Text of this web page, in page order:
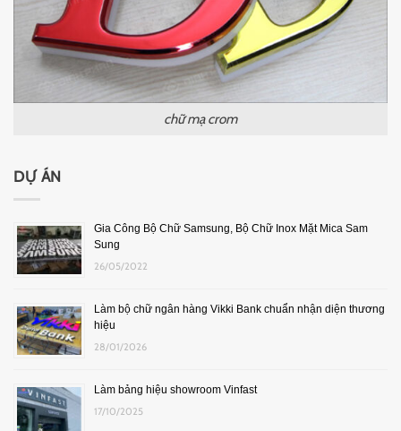
chữ mạ crom
DỰ ÁN
Gia Công Bộ Chữ Samsung, Bộ Chữ Inox Mặt Mica Sam
Sung
26/05/2022
Làm bộ chữ ngân hàng Vikki Bank chuẩn nhận diện thương
hiệu
28/01/2026
Làm bảng hiệu showroom Vinfast
17/10/2025